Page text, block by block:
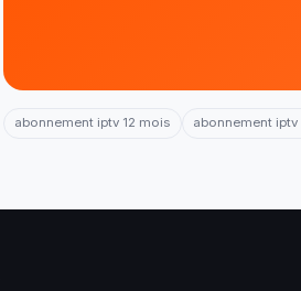
abonnement iptv 12 mois abonnement iptv